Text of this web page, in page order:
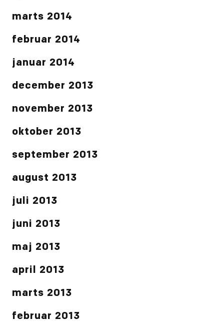
marts 2014
februar 2014
januar 2014
december 2013
november 2013
oktober 2013
september 2013
august 2013
juli 2013
juni 2013
maj 2013
april 2013
marts 2013
februar 2013